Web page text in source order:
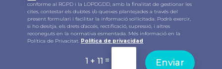
conforme al RGPD i la LOPDGDD, amb la finalitat de gestionar les
cites, contestar els dubtes i/o queixes plantejades a través del
present formulari i facilitar la informació sol·licitada. Podrà exercir,
si ho desitja, els drets d'accés, rectificació, supressió, i altres
reconeguts en la normativa esmentada. Més informació en la
Política de Privacitat. Política de privacidad
1 + 11 = Enviar